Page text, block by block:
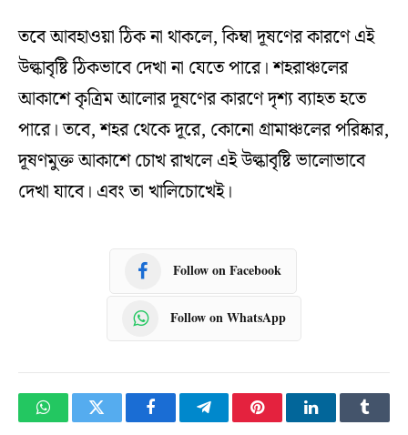
তবে আবহাওয়া ঠিক না থাকলে, কিম্বা দূষণের কারণে এই
উল্কাবৃষ্টি ঠিকভাবে দেখা না যেতে পারে। শহরাঞ্চলের
আকাশে কৃত্রিম আলোর দূষণের কারণে দৃশ্য ব্যাহত হতে
পারে। তবে, শহর থেকে দূরে, কোনো গ্রামাঞ্চলের পরিষ্কার,
দূষণমুক্ত আকাশে চোখ রাখলে এই উল্কাবৃষ্টি ভালোভাবে
দেখা যাবে। এবং তা খালিচোখেই।
Follow on Facebook
Follow on WhatsApp
WhatsAppTwitter FacebookTelegramPinterestLinkedIn